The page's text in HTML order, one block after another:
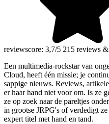
reviewscore: 3,7/5 215 reviews &
Een multimedia-rockstar van
Cloud, heeft één missie; je
sappige nieuws. Reviews,
er haar hand niet voor om. Is ze
ze op zoek naar de pareltjes
in grootse JRPG's of verdedigt
expert titel met hand en tand.